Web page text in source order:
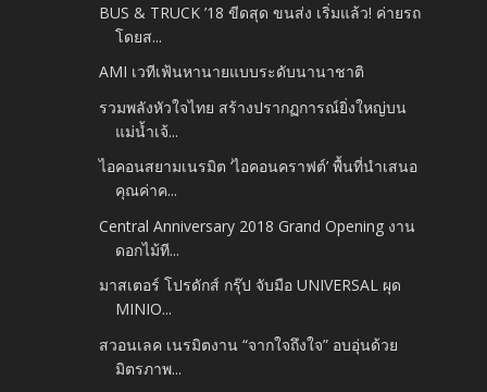
BUS & TRUCK ’18 ขีดสุด ขนส่ง เริ่มแล้ว! ค่ายรถ
โดยส...
AMI เวทีเฟ้นหานายแบบระดับนานาชาติ
รวมพลังหัวใจไทย สร้างปรากฏการณ์ยิ่งใหญ่บน
แม่น้ำเจ้...
ไอคอนสยามเนรมิต ‘ไอคอนคราฟต์’ พื้นที่นำเสนอ
คุณค่าค...
Central Anniversary 2018 Grand Opening งาน
ดอกไม้ที...
มาสเตอร์ โปรดักส์ กรุ๊ป จับมือ UNIVERSAL ผุด
MINIO...
สวอนเลค เนรมิตงาน “จากใจถึงใจ” อบอุ่นด้วย
มิตรภาพ...